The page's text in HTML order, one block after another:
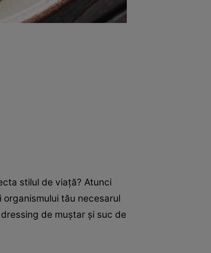
stilul de viaţă? Atunci
tău necesarul
de muştar şi suc de